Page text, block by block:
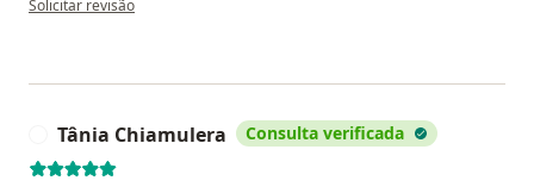
Solicitar revisão
Tânia Chiamulera Consulta verificada